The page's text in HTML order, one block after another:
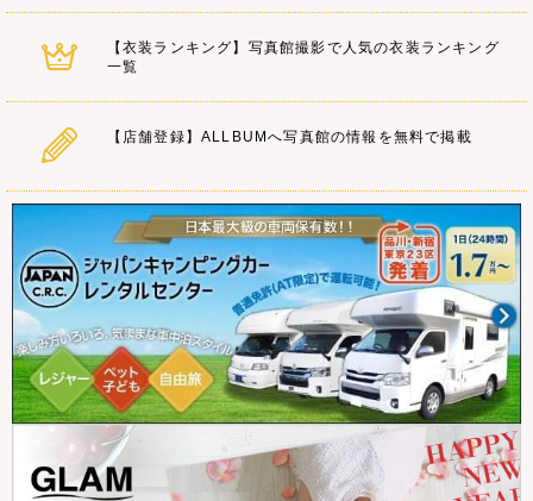
【衣装ランキング】写真館撮影で人気の衣装ランキング
一覧
【店舗登録】ALLBUMへ写真館の情報を無料で掲載